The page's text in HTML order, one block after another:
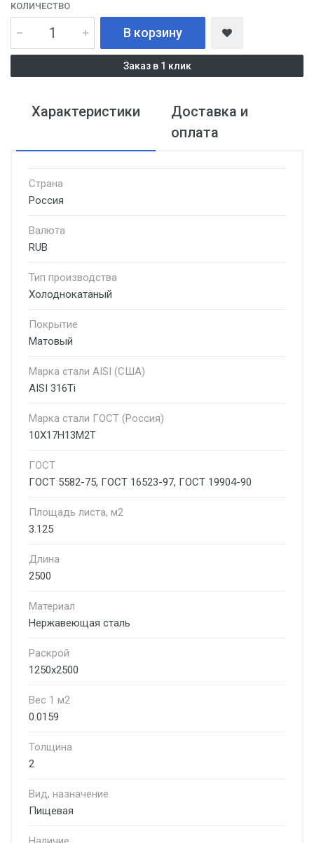
КОЛИЧЕСТВО
В корзину
Заказ в 1 клик
Характеристики
Доставка и
оплата
Страна
Россия
Валюта
RUB
Тип производства
Холоднокатаный
Покрытие
Матовый
Марка стали AISI (США)
AISI 316Ti
Марка стали ГОСТ (Россия)
10Х17Н13М2Т
ГОСТ
ГОСТ 5582-75, ГОСТ 16523-97, ГОСТ 19904-90
Площадь листа, м2
3.125
Длина
2500
Материал
Нержавеющая сталь
Раскрой
1250х2500
Вес 1 м2
0.0159
Толщина
2
Вид, назначение
Пищевая